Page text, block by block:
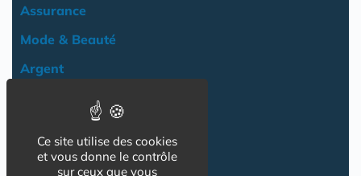
Assurance
Mode & Beauté
Argent
Loisir & Culture
NOS AUTRES SITES :
Ce site utilise des cookies
et vous donne le contrôle
sur ceux que vous